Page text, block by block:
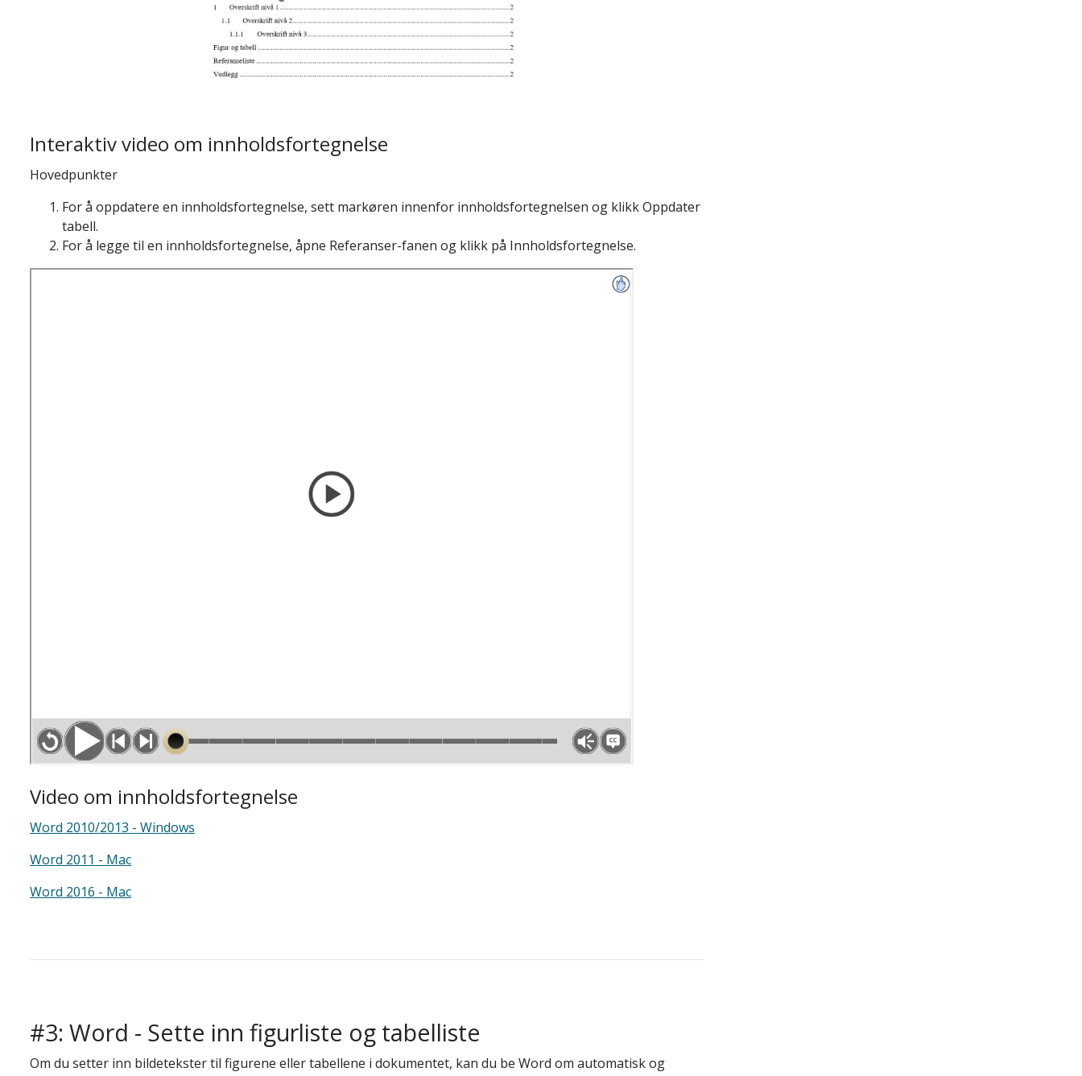
Interaktiv video om innholdsfortegnelse
Hovedpunkter
For å oppdatere en innholdsfortegnelse, sett markøren innenfor innholdsfortegnelsen og klikk Oppdater
tabell.
For å legge til en innholdsfortegnelse, åpne Referanser-fanen og klikk på Innholdsfortegnelse.
Video om innholdsfortegnelse
Word 2010/2013 - Windows
Word 2011 - Mac
Word 2016 - Mac
#3: Word - Sette inn figurliste og tabelliste
Om du setter inn bildetekster til figurene eller tabellene i dokumentet, kan du be Word om automatisk og